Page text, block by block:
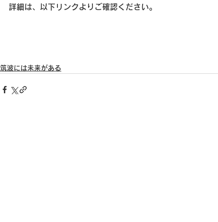
詳細は、以下リンクよりご確認ください。
筑波には未来がある